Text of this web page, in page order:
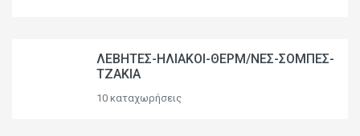
ΛΕΒΗΤΕΣ-ΗΛΙΑΚΟΙ-ΘΕΡΜ/ΝΕΣ-ΣΟΜΠΕΣ-
ΤΖΑΚΙΑ
10 καταχωρήσεις